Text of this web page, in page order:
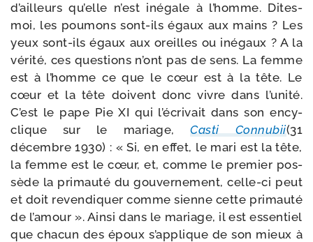
d’ailleurs qu’elle n’est inégale à l’homme. Dites-​
moi, les pou­mons sont-​ils égaux aux mains ? Les
yeux sont-​ils égaux aux oreilles ou inégaux ? A la
véri­té, ces ques­tions n’ont pas de sens. La femme
est à l’homme ce que le cœur est à la tête. Le
cœur et la tête doivent donc vivre dans l’unité.
C’est le pape Pie XI qui l’écrivait dans son ency­
clique sur le mariage,Casti Connubii(31
décembre 1930) : « Si, en effet, le mari est la tête,
la femme est le cœur, et, comme le pre­mier pos­
sède la pri­mau­té du gou­ver­ne­ment, celle-​ci peut
et doit reven­di­quer comme sienne cette pri­mau­té
de l’amour ». Ainsi dans le mariage, il est essen­tiel
que cha­cun des époux s’applique de son mieux à